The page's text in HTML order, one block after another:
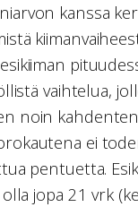
kanssa
vaihtelua,
noin
ei
pentuetta.
jopa 21 vrk